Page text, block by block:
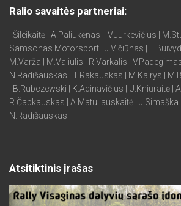
Ralio savaitės partneriai:
I.Šileikaitė | A.Paliukėnas | V.Jurkevičius |
Samsonas Motorsport | J.Vičiūnas |
M.Varža | M.Valiulis | R.Varkalis | V.Padegimas
N.Radišauskas | T.Rakauskas | M.Kairys |
| B.Rubczewski | K.Adinavičius | U.Kniūraitė |
R.Čapkauskas | A.Matuliauskaitė | J.Simaška |
N.Radišauskas
Atsitiktinis įrašas